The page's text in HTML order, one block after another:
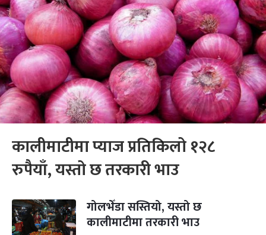
कालीमाटीमा प्याज प्रतिकिलो १२८
रुपैयाँ, यस्तो छ तरकारी भाउ
गोलभेँडा सस्तियो, यस्तो छ
कालीमाटीमा तरकारी भाउ